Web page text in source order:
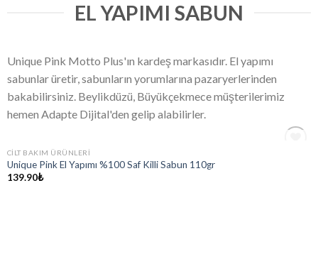
EL YAPIMI SABUN
Unique Pink Motto Plus'ın kardeş markasıdır. El yapımı
sabunlar üretir, sabunların yorumlarına pazaryerlerinden
bakabilirsiniz. Beylikdüzü, Büyükçekmece müşterilerimiz
hemen Adapte Dijital'den gelip alabilirler.
CILT BAKIM ÜRÜNLERI
Unique Pink El Yapımı %100 Saf Killi Sabun 110gr
139.90₺